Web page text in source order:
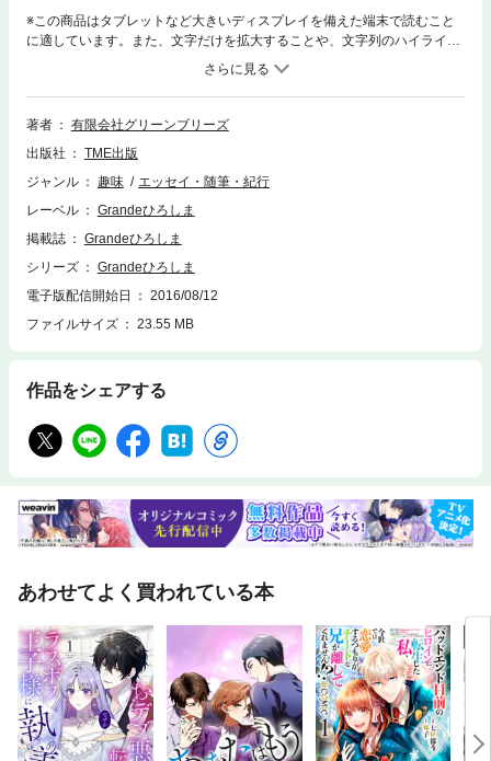
※この商品はタブレットなど大きいディスプレイを備えた端末で読むこと
に適しています。また、文字だけを拡大することや、文字列のハイライ
ト、検索、辞書の参照、引用などの機能が使用できません。◆特集1 瀬戸
内の島を渡って「とびしま海道」の始まり「安芸灘大橋」を渡って、岡村
島から来島海峡の渦を目の当たりにしながら今治へ。観光ではほとんど利
用されることのないルートです。今治のお宝スポットをめぐったら、「し
夏の和ランチ◆特集3 涼しげに暮らす中庭、和菓子、日傘など、蒸し暑
い夏を過ごす日本人ならではの知恵や工夫と細やかな心配りを現代風に。
さん、カラーアナリストの児玉紀子さん、料理研究家の黒田千晴さん、ナ
チュラリスト中林光生さん、映画の蔵元順子さん、日本酒ならこの人と言
われる石田信夫さん、「巨木を訪ねる会」の加納千里子さんら…皆さんに
よるそれぞれに味わい深いエッセイもご覧ください。◆コンテンポラリー
なアートや活動、地域の人々の自然に寄り添う暮らしの風景を伝える「里
山・里海・まち」(第一回は広島市佐伯区湯来町)、マルシェなど、読み応
著者
有限会社グリーンブリーズ
出版社
TME出版
ジャンル
趣味
エッセイ・随筆・紀行
レーベル
Grandeひろしま
掲載誌
Grandeひろしま
シリーズ
Grandeひろしま
電子版配信開始日
2016/08/12
ファイルサイズ
23.55 MB
作品をシェアする
あわせてよく買われている本